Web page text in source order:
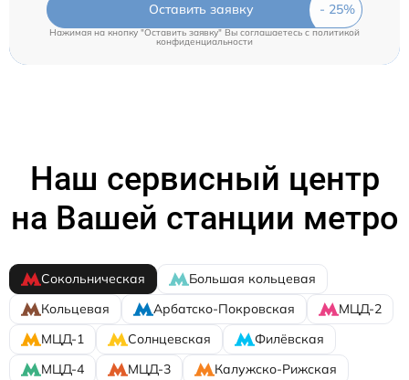
Оставить заявку
Нажимая на кнопку "Оставить заявку" Вы соглашаетесь c политикой
конфиденциальности
Наш сервисный центр
на Вашей станции метро
Сокольническая
Большая кольцевая
Кольцевая
Арбатско-Покровская
МЦД-2
МЦД-1
Солнцевская
Филёвская
МЦД-4
МЦД-3
Калужско-Рижская